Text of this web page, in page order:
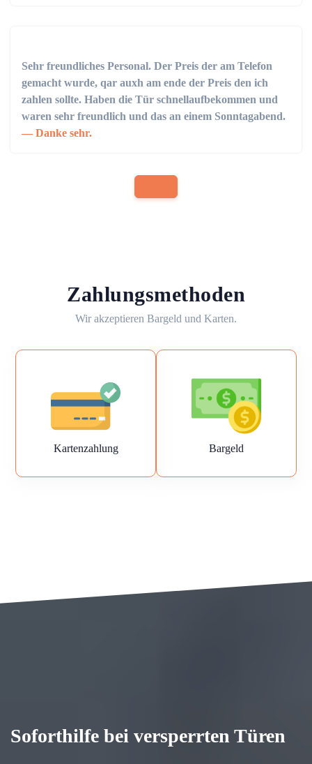
Sehr freundliches Personal. Der Preis der am Telefon
gemacht wurde, qar auxh am ende der Preis den ich
zahlen sollte. Haben die Tür schnellaufbekommen und
waren sehr freundlich und das an einem Sonntagabend.
Danke sehr.
Zahlungsmethoden
Wir akzeptieren Bargeld und Karten.
Kartenzahlung Bargeld
Soforthilfe bei versperrten Türen